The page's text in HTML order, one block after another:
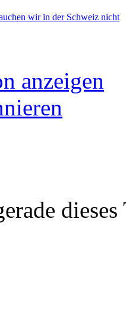
wir in der Schweiz nicht
anzeigen